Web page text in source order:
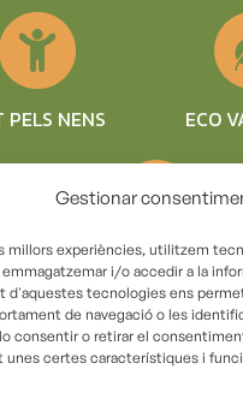
Gestionar
millors experiències, utilitzem
i/o accedir a la
d'aquestes tecnologies ens
de navegació o les
consentir o retirar el
unes certes característiques i
PELS NENS ECO
COMPROMÍS
SOSTENIBLE